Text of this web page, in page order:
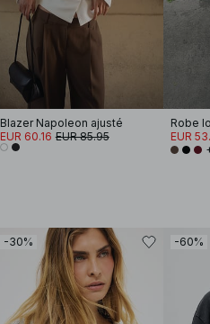
Blazer Napoleon ajusté
EUR 60.16 EUR 85.95
EUR
-30% -60%